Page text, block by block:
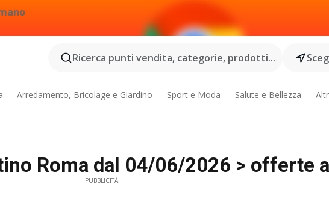
Ricerca punti vendita, categorie, prodotti...
Arredamento, Bricolage e Giardino Sport e Moda Salute e Bellezza
Roma dal 04/06/2026 > offerte
PUBBLICITÀ